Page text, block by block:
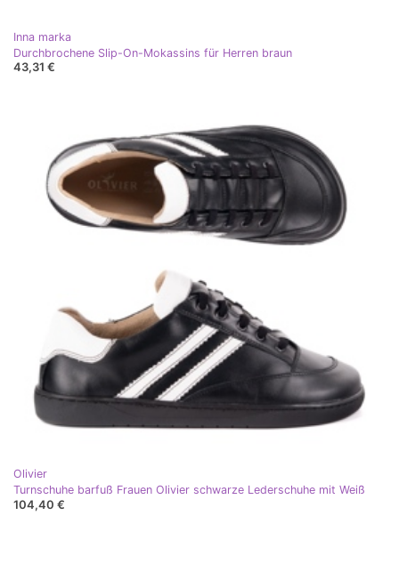
Inna marka
Durchbrochene Slip-On-Mokassins für Herren braun
43,31 €
Olivier
Turnschuhe barfuß Frauen Olivier schwarze Lederschuhe mit Weiß
104,40 €